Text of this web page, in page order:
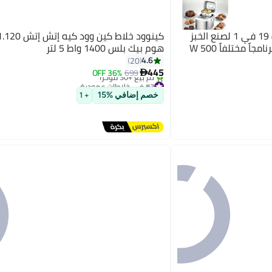
كينوود جهاز متعدد الوظائف 19 في 1 لصنع الخبز
الطازج مع مؤقت زمني و19 برنامجاً مختلفاً 500 W هوم بيك بلس 1400 واط 5 لتر
4.6
20
445
699
36% OFF
#3 في خلاطات عمودية
توصيل مجاني
تم بيع +30 مؤخرًا
خصم إضافي %15 + 1